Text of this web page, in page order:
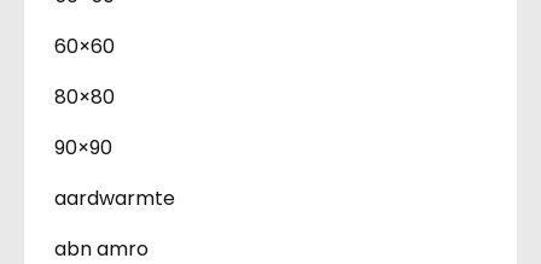
60×60
80×80
90×90
aardwarmte
abn amro